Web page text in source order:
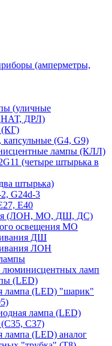
(амперметры,
(уличные
ДРЛ)
(КГ)
(G4, G9)
лампы (КЛЛ)
(четыре штырька в
штырька)
G24d-3
Е40
(ЛОН, МО, ДШ, ДС)
освещения МО
ДШ
ЛОН
люминисцентных ламп
(LED)
лампа (LED) "шарик"
лампа (LED)
(С35, С37)
лампа (LED) аналог